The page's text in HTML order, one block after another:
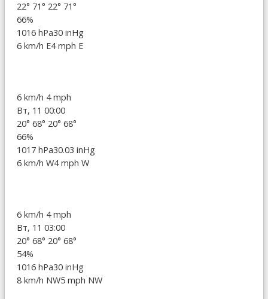
22° 71° 22° 71°
66%
1016 hPa30 inHg
6 km/h E4 mph E
6 km/h 4 mph
Вт, 11 00:00
20° 68° 20° 68°
66%
1017 hPa30.03 inHg
6 km/h W4 mph W
6 km/h 4 mph
Вт, 11 03:00
20° 68° 20° 68°
54%
1016 hPa30 inHg
8 km/h NW5 mph NW